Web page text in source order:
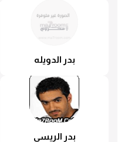
بدر الدويله
بدر الريسي